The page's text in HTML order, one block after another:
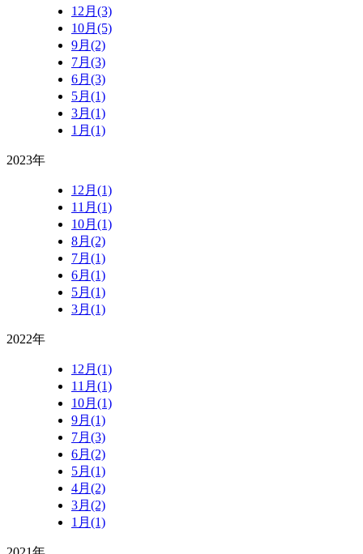
12月(3)
10月(5)
9月(2)
7月(3)
6月(3)
5月(1)
3月(1)
1月(1)
2023年
12月(1)
11月(1)
10月(1)
8月(2)
7月(1)
6月(1)
5月(1)
3月(1)
2022年
12月(1)
11月(1)
10月(1)
9月(1)
7月(3)
6月(2)
5月(1)
4月(2)
3月(2)
1月(1)